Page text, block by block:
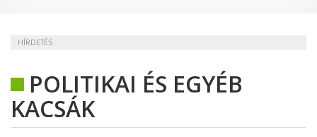
HÍRDETÉS
POLITIKAI ÉS EGYÉB
KACSÁK